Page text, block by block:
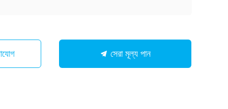
সেরা মূল্য পান